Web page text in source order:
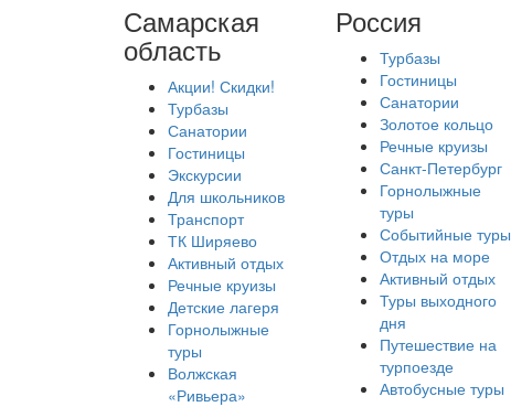
Самарская
область
Акции! Скидки!
Турбазы
Санатории
Гостиницы
Экскурсии
Для школьников
Транспорт
ТК Ширяево
Активный отдых
Речные круизы
Детские лагеря
Горнолыжные
туры
Волжская
«Ривьера»
Россия
Турбазы
Гостиницы
Санатории
Золотое кольцо
Речные круизы
Санкт-Петербург
Горнолыжные
туры
Событийные туры
Отдых на море
Активный отдых
Туры выходного
дня
Путешествие на
турпоезде
Автобусные туры